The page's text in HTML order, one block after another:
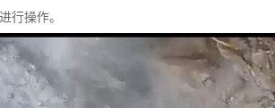
行操作。